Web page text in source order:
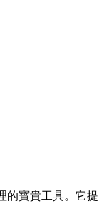
的寶貴工具。它提